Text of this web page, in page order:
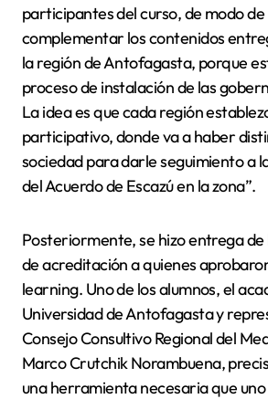
participantes del curso, de modo
complementar los contenidos
la región de Antofagasta, porque
proceso de instalación de las
La idea es que cada región
participativo, donde va a haber
sociedad para darle seguimiento a
del Acuerdo de Escazú en la zona”.
Posteriormente, se hizo entrega
de acreditación a quienes
learning. Uno de los alumnos, el
Universidad de Antofagasta y
Consejo Consultivo Regional del
Marco Crutchik Norambuena,
una herramienta necesaria que